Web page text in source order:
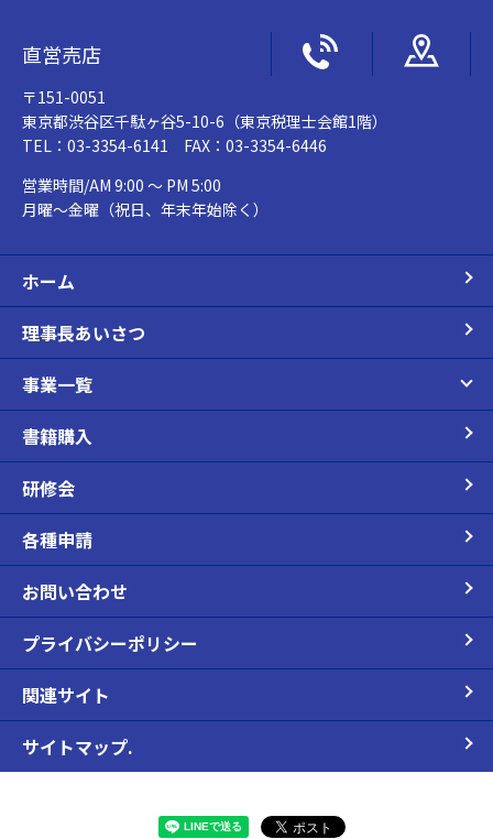
直営売店
〒151-0051
東京都渋谷区千駄ヶ谷5-10-6（東京税理士会館1階）
TEL：03-3354-6141 FAX：03-3354-6446
営業時間/AM 9:00 ～ PM 5:00
月曜～金曜（祝日、年末年始除く）
ホーム
理事長あいさつ
事業一覧
書籍購入
研修会
各種申請
お問い合わせ
プライバシーポリシー
関連サイト
サイトマップ.